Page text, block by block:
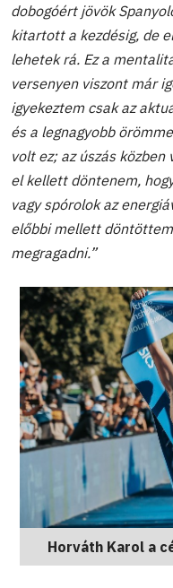
dobogóért jövök
kitartott a kezdésig, de
lehetek rá. Ez a
versenyen viszont már
igyekeztem csak az
és a legnagyobb
volt ez; az úszás
el kellett döntenem,
vagy spórolok az
előbbi mellett
megragadni.”
Horváth Karol a